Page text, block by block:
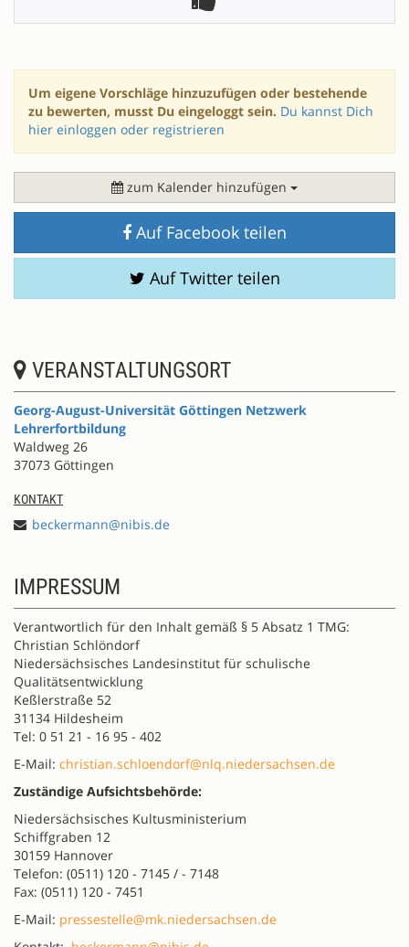
Um eigene Vorschläge hinzuzufügen oder bestehende
zu bewerten, musst Du eingeloggt sein. Du kannst Dich
hier einloggen oder registrieren
zum Kalender hinzufügen
Auf Facebook teilen
Auf Twitter teilen
VERANSTALTUNGSORT
Georg-August-Universität Göttingen Netzwerk
Lehrerfortbildung
Waldweg 26
37073 Göttingen
KONTAKT
beckermann@nibis.de
IMPRESSUM
Verantwortlich für den Inhalt gemäß § 5 Absatz 1 TMG:
Christian Schlöndorf
Niedersächsisches Landesinstitut für schulische
Qualitätsentwicklung
Keßlerstraße 52
31134 Hildesheim
Tel: 0 51 21 - 16 95 - 402
E-Mail: christian.schloendorf@nlq.niedersachsen.de
Zuständige Aufsichtsbehörde:
Niedersächsisches Kultusministerium
Schiffgraben 12
30159 Hannover
Telefon: (0511) 120 - 7145 / - 7148
Fax: (0511) 120 - 7451
E-Mail: pressestelle@mk.niedersachsen.de